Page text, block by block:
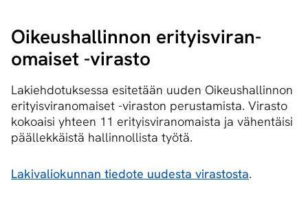
Oikeushallinnon eri­tyis­vi­ran­
omai­set -virasto
Lakiehdotuksessa esitetään uuden Oikeushallinnon
erityisviranomaiset -viraston perustamista. Virasto
kokoaisi yhteen 11 erityisviranomaista ja vähentäisi
päällekkäistä hallinnollista työtä.
Lakivaliokunnan tiedote uudesta virastosta​.